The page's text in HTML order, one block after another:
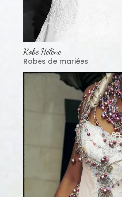
Robe Hélène
Robes de mariées